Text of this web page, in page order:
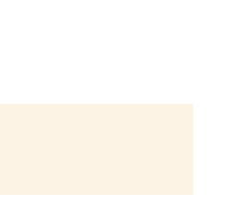
ефект превръща
и впечатляващия си